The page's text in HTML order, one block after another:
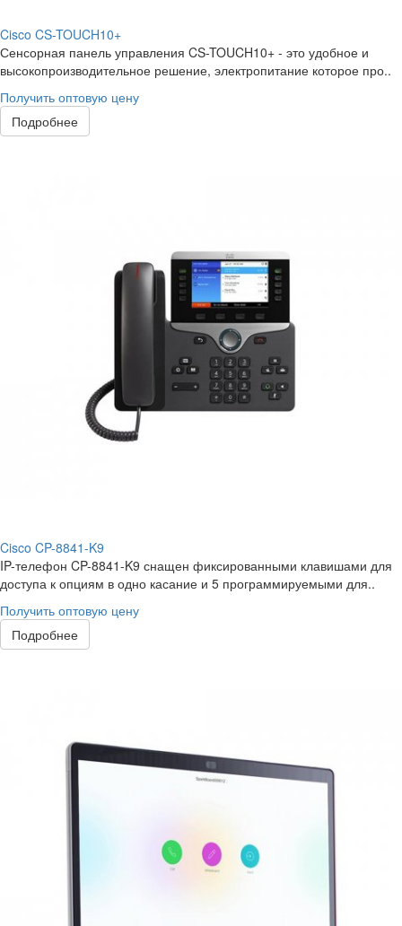
Cisco CS-TOUCH10+
Сенсорная панель управления CS-TOUCH10+ - это удобное и
высокопроизводительное решение, электропитание которое про..
Получить оптовую цену
Подробнее
Cisco CP-8841-K9
IP-телефон CP-8841-K9 снащен фиксированными клавишами для
доступа к опциям в одно касание и 5 программируемыми для..
Получить оптовую цену
Подробнее